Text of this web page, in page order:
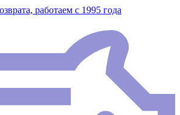
работаем с 1995 года